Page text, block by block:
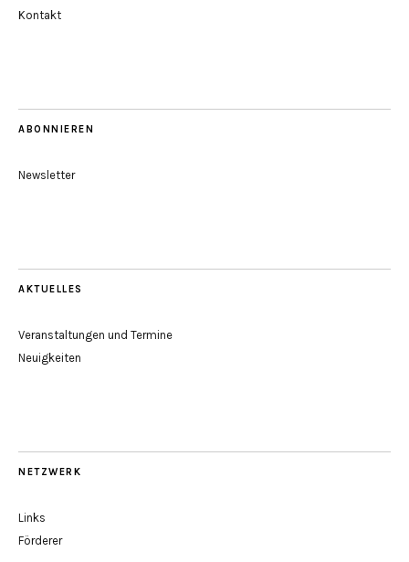
Kontakt
ABONNIEREN
Newsletter
AKTUELLES
Veranstaltungen und Termine
Neuigkeiten
NETZWERK
Links
Förderer